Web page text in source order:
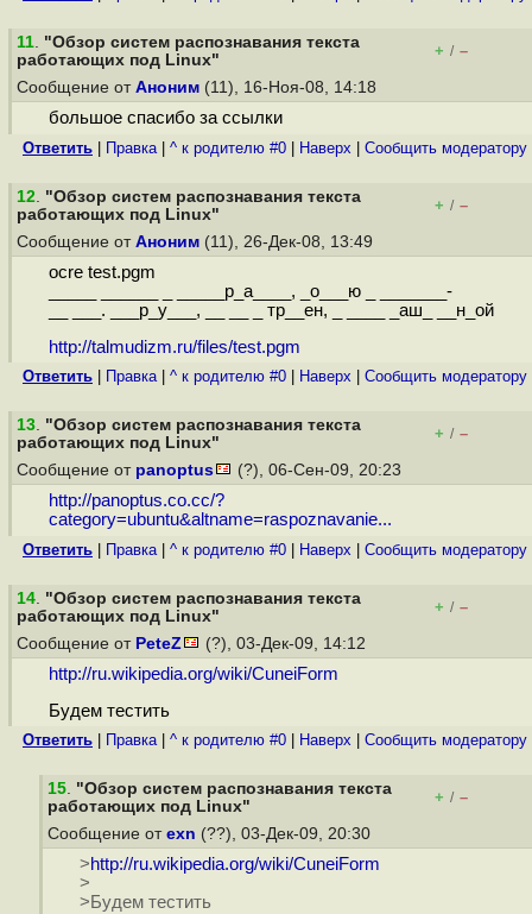
11. "Обзор систем распознавания текста
работающих под Linux"
+ / –
Сообщение от Аноним (11), 16-Ноя-08, 14:18
большое спасибо за ссылки
Ответить Правка| ^ к родителю #0 Наверх Cообщить модератору
12. "Обзор систем распознавания текста
работающих под Linux"
+ / –
Сообщение от Аноним (11), 26-Дек-08, 13:49
ocre test.pgm
_____ ______ _ _____р_а____, _о___ю _ _______-
__ ___. ___р_у___, __ __ _ тр__ен, _ ____ _аш_ __н_ой
http://talmudizm.ru/files/test.pgm
Ответить Правка| ^ к родителю #0 Наверх Cообщить модератору
13. "Обзор систем распознавания текста
работающих под Linux"
+ / –
Сообщение от panoptus (?), 06-Сен-09, 20:23
http://panoptus.co.cc/?
category=ubuntu&altname=raspoznavanie...
Ответить Правка| ^ к родителю #0 Наверх Cообщить модератору
14. "Обзор систем распознавания текста
работающих под Linux"
+ / –
Сообщение от PeteZ (?), 03-Дек-09, 14:12
http://ru.wikipedia.org/wiki/CuneiForm
Будем тестить
Ответить Правка| ^ к родителю #0 Наверх Cообщить модератору
15. "Обзор систем распознавания текста
работающих под Linux"
+ / –
Сообщение от exn (??), 03-Дек-09, 20:30
>http://ru.wikipedia.org/wiki/CuneiForm
>
>Будем тестить